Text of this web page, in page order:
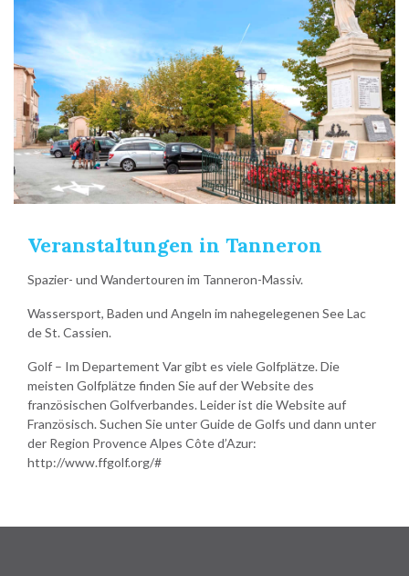
Veranstaltungen in Tanneron
Spazier- und Wandertouren im Tanneron-Massiv.
Wassersport, Baden und Angeln im nahegelegenen See Lac
de St. Cassien.
Golf – Im Departement Var gibt es viele Golfplätze. Die
meisten Golfplätze finden Sie auf der Website des
französischen Golfverbandes. Leider ist die Website auf
Französisch. Suchen Sie unter Guide de Golfs und dann unter
der Region Provence Alpes Côte d’Azur:
http://www.ffgolf.org/#